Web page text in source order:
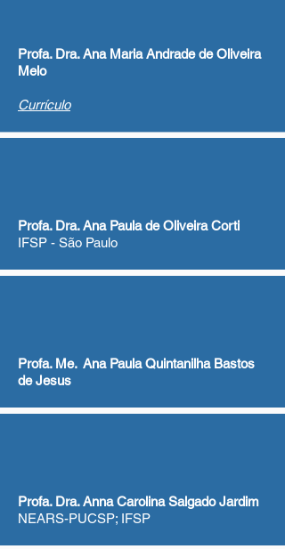
Profa. Dra. Ana Maria Andrade de Oliveira
Melo
Currículo
Profa. Dra. Ana Paula de Oliveira Corti
IFSP - São Paulo
Profa. Me. Ana Paula Quintanilha Bastos
de Jesus
Profa. Dra. Anna Carolina Salgado Jardim
NEARS-PUCSP; IFSP